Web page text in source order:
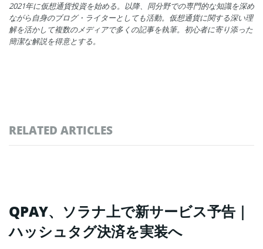
2021年に仮想通貨投資を始める。以降、同分野での専門的な知識を深め
ながら自身のブログ・ライターとしても活動。仮想通貨に関する深い理
解を活かして複数のメディアで多くの記事を執筆。初心者に寄り添った
簡潔な解説を得意とする。
RELATED ARTICLES
QPAY、ソラナ上で新サービス予告｜
ハッシュタグ決済を実装へ